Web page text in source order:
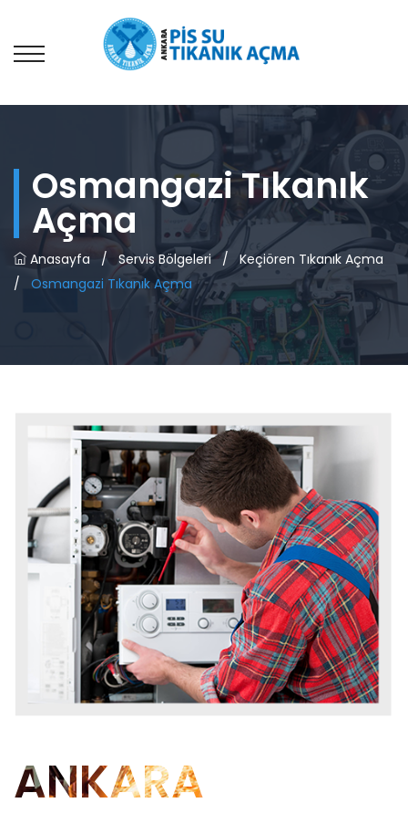
Osmangazi Tıkanık
Açma
Anasayfa / Servis Bölgeleri / Keçiören Tıkanık Açma
/
Osmangazi Tıkanık Açma
ANKARA